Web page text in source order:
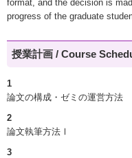
format, and the decision is
progress of the graduate
授業計画 / Course
1
論文の構成・ゼミの運営方法
2
論文執筆方法Ⅰ
3